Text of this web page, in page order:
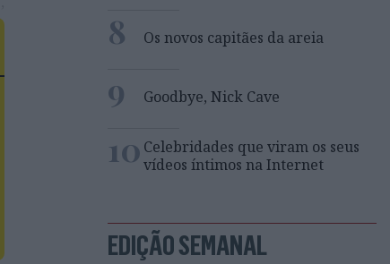
8 Os novos capitães da areia
9 Goodbye, Nick Cave
10 Celebridades que viram os seus
vídeos íntimos na Internet
EDIÇÃO SEMANAL